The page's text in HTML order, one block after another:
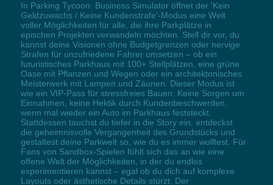
In Parking Tycoon: Business Simulator öffnet der 'Kein
Geldzuwachs / Keine Kundenstrafe'-Modus eine Welt
voller Möglichkeiten für alle, die ihre Parkplätze in
epischen Projekten verwandeln möchten. Stell dir vor, du
kannst deine Visionen ohne Budgetgrenzen oder nervige
Strafen für unzufriedene Fahrer umsetzen – ob ein
futuristisches Parkhaus mit 100+ Stellplätzen, eine grüne
Oase mit Pflanzen und Wegen oder ein architektonisches
Meisterwerk mit Lampen und Zäunen. Dieser Modus ist
wie ein VIP-Pass für stressfreies Bauen: Keine Sorgen um
Einnahmen, keine Hektik durch Kundenbeschwerden,
wenn mal wieder ein Auto im Parkhaus feststeckt.
Stattdessen tauchst du tiefer in die Story ein, entdeckst
die geheimnisvolle Vergangenheit des Grundstücks und
gestaltest deine Parkwelt so, wie du es immer wolltest. Für
Fans von Sandbox-Spielen fühlt sich das an wie eine
offene Welt der Möglichkeiten, in der du endlos
experimentieren kannst – egal ob du dich auf komplexe
Layouts oder ästhetische Details stürzt. Der